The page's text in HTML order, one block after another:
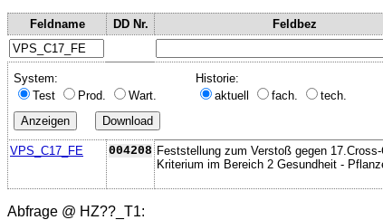
Feldname DD Nr. Feldbez
System:
Test
Prod. Wart.
Historie:
aktuell
fach. tech.
VPS_C17_FE 004208 Feststellung zum Verstoß gegen
Kriterium im Bereich 2 Gesundheit -
Abfrage @ HZ??_T1: